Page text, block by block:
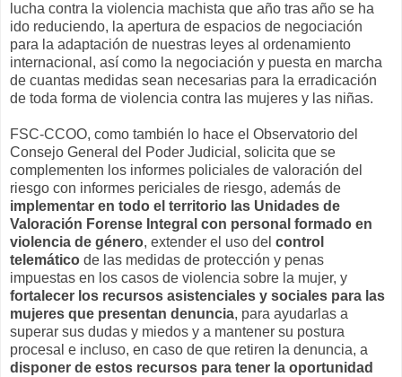
lucha contra la violencia machista que año tras año se ha
ido reduciendo, la apertura de espacios de negociación
para la adaptación de nuestras leyes al ordenamiento
internacional, así como la negociación y puesta en marcha
de cuantas medidas sean necesarias para la erradicación
de toda forma de violencia contra las mujeres y las niñas.
FSC-CCOO, como también lo hace el Observatorio del
Consejo General del Poder Judicial, solicita que se
complementen los informes policiales de valoración del
riesgo con informes periciales de riesgo, además de
implementar en todo el territorio las Unidades de
Valoración Forense Integral con personal formado en
violencia de género, extender el uso del control
telemático de las medidas de protección y penas
impuestas en los casos de violencia sobre la mujer, y
fortalecer los recursos asistenciales y sociales para las
mujeres que presentan denuncia, para ayudarlas a
superar sus dudas y miedos y a mantener su postura
procesal e incluso, en caso de que retiren la denuncia, a
disponer de estos recursos para tener la oportunidad